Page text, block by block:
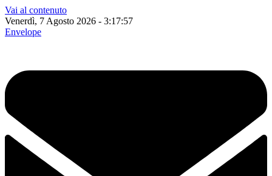
Vai al contenuto
Venerdì, 7 Agosto 2026 - 3:17:58
Envelope